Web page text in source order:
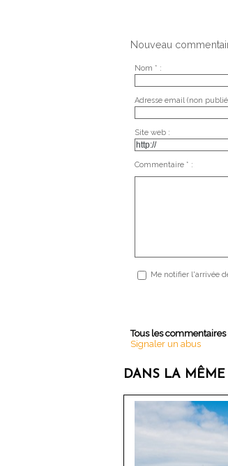
Nouveau
Nom * :
Adresse email (non
Site web :
Commentaire * :
Me notifier l'arrivée
Tous les
Signaler un abus
DANS LA MÊME